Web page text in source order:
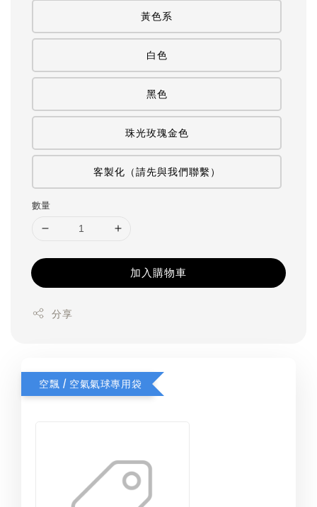
黃色系
白色
黑色
珠光玫瑰金色
客製化（請先與我們聯繫）
數量
加入購物車
分享
空飄 / 空氣氣球專用袋